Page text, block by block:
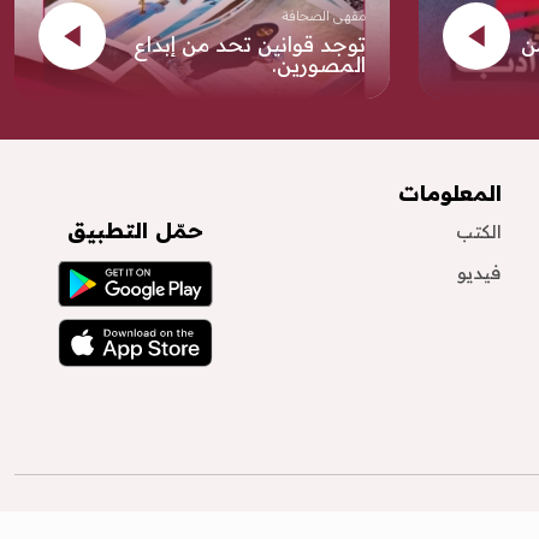
مقهى الصحافة
توجد قوانين تحد من إبداع
المصورين.
المعلومات
الكتب
فيديو
حمّل التطبيق